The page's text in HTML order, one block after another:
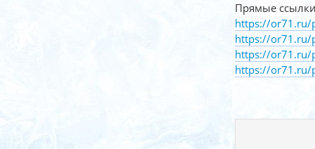
Прямые
https://or71.ru/
https://or71.ru/
https://or71.ru/
https://or71.ru/